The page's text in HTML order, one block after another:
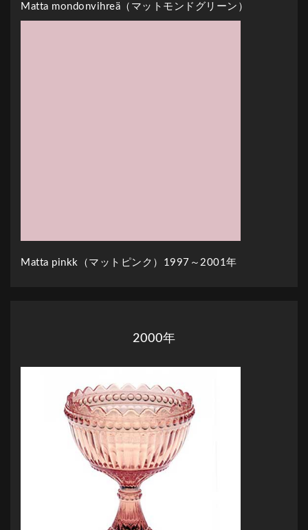
Matta mondonvihreä（マットモンドグリーン）
Matta pinkk（マットピンク）1997～2001年
2000年